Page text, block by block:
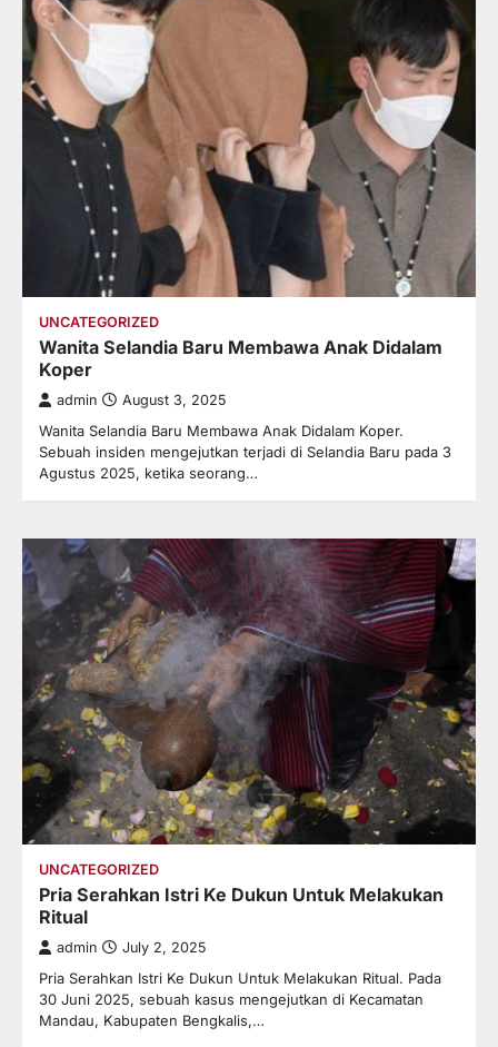
UNCATEGORIZED
Wanita Selandia Baru Membawa Anak Didalam
Koper
admin August 3, 2025
Wanita Selandia Baru Membawa Anak Didalam Koper.
Sebuah insiden mengejutkan terjadi di Selandia Baru pada 3
Agustus 2025, ketika seorang…
UNCATEGORIZED
Pria Serahkan Istri Ke Dukun Untuk Melakukan
Ritual
admin July 2, 2025
Pria Serahkan Istri Ke Dukun Untuk Melakukan Ritual. Pada
30 Juni 2025, sebuah kasus mengejutkan di Kecamatan
Mandau, Kabupaten Bengkalis,…